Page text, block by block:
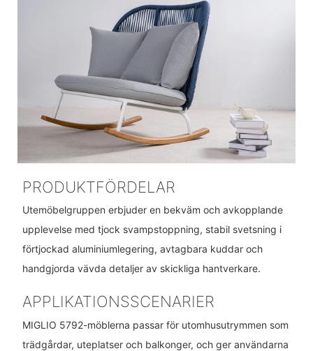
PRODUKTFÖRDELAR
Utemöbelgruppen erbjuder en bekväm och avkopplande
upplevelse med tjock svampstoppning, stabil svetsning i
förtjockad aluminiumlegering, avtagbara kuddar och
handgjorda vävda detaljer av skickliga hantverkare.
APPLIKATIONSSCENARIER
MIGLIO 5792-möblerna passar för utomhusutrymmen som
trädgårdar, uteplatser och balkonger, och ger användarna